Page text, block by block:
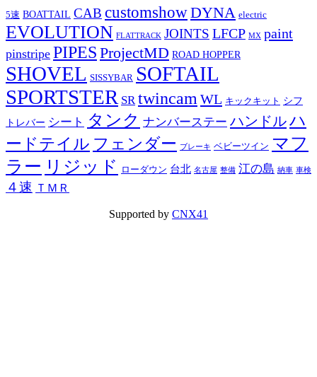
5速 BOATTAIL CAB customshowDYNA electric
EVOLUTION FLATTRACK JOINTS LFCP MX paint
pinstripe PIPES ProjectMD ROAD HOPPER
SHOVEL SISSYBAR SOFTAIL
SPORTSTER SR twincamWL キックキット シフ
トレバー シート タンク ナンバーステー ハンドルハ
ードテイル フェンダー ブレーキ ベビーツイン マフ
ラー リジッド ローダウン 台北 名古屋 整備 江の島 納車 車検
４速 ＴＭＲ
Supported by CNX41